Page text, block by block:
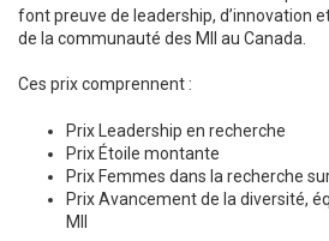
font preuve de leadership, d’innovation
de la communauté des MII au Canada.
Ces prix comprennent :
Prix Leadership en recherche
Prix Étoile montante
Prix Femmes dans la recherche sur
Prix Avancement de la diversité,
MII